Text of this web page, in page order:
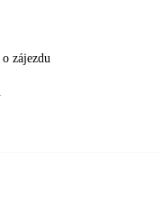
zájezdu